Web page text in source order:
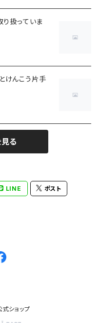
り扱っていま
けんこう片手
る
LINE ポスト
ショップ